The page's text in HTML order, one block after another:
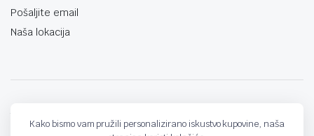
Pošaljite email
Naša lokacija
Kako bismo vam pružili personalizirano iskustvo kupovine, naša